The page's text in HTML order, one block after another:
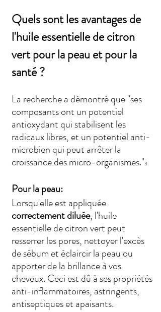
Quels sont les avantages de
l'huile essentielle de citron
vert pour la peau et pour la
santé ?
La recherche a démontré que "ses
composants ont un potentiel
antioxydant qui stabilisent les
radicaux libres, et un potentiel anti-
microbien qui peut arrêter la
croissance des micro-organismes."3
Pour la peau:
Lorsqu'elle est appliquée
correctement diluée, l'huile
essentielle de citron vert peut
resserrer les pores, nettoyer l'excès
de sébum et éclaircir la peau ou
apporter de la brillance à vos
cheveux. Ceci est dû à ses propriétés
anti-inflammatoires, astringents,
antiseptiques et apaisants.